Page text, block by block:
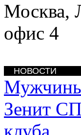
Москва,
офис 4
НОВОСТИ
Зенит